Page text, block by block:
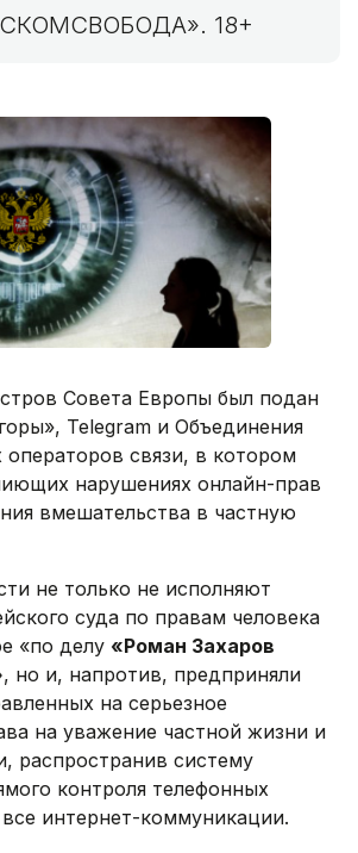
18+
Совета Европы был подан
Telegram и Объединения
операторов связи, в котором
нарушениях онлайн-прав
вмешательства в частную
не только не исполняют
суда по правам человека
«по делу «Роман Захаров
, но и, напротив, предприняли
на серьезное
на уважение частной жизни и
распространив систему
контроля телефонных
интернет-коммуникации.